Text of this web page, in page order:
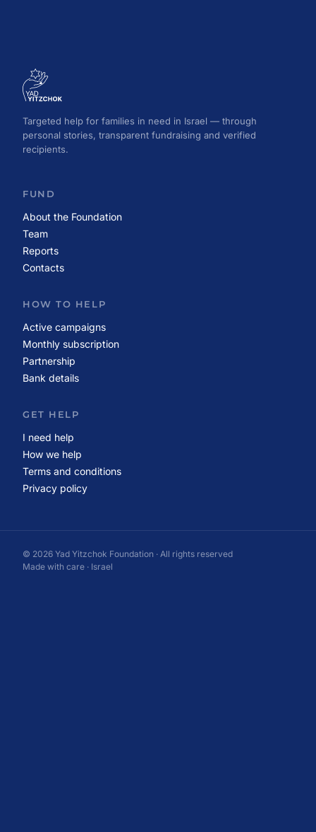
Targeted help for families in need in Israel — through
personal stories, transparent fundraising and verified
recipients.
FUND
About the Foundation
Team
Reports
Contacts
HOW TO HELP
Active campaigns
Monthly subscription
Partnership
Bank details
GET HELP
I need help
How we help
Terms and conditions
Privacy policy
© 2026 Yad Yitzchok Foundation · All rights reserved
Made with care · Israel